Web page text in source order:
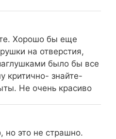
Хорошо бы еще
на отверстия,
было бы все
критично- знайте-
Не очень красиво
но это не страшно.